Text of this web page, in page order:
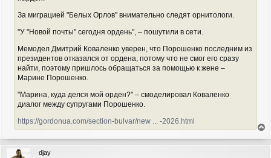
За миграцией "Белых Орлов" внимательно следят орнитологи.
"У "Новой почты" сегодня ордень", – пошутили в сети.
Мемодел Дмитрий Коваленко уверен, что Порошенко последним из
президентов отказался от ордена, потому что не смог его сразу
найти, поэтому пришлось обращаться за помощью к жене –
Марине Порошенко.
"Марина, куда делся мой орден?" – смоделировал Коваленко
диалог между супругами Порошенко.
https://gordonua.com/section-bulvar/new ... -2026.html
е
р
djay